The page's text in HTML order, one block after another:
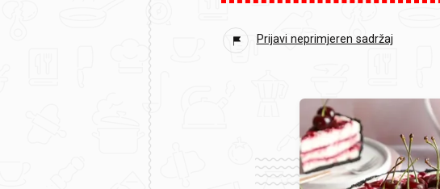
Prijavi neprimjeren sadržaj